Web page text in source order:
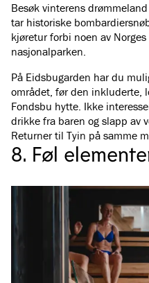
Besøk vinterens
tar historiske
kjøretur forbi noen av
nasjonalparken.
På Eidsbugarden har du
området, før den inkluderte,
Fondsbu hytte. Ikke
drikke fra baren og slapp av
Returner til Tyin på samme
8. Føl